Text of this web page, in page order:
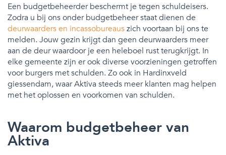
Een budgetbeheerder beschermt je tegen schuldeisers.
Zodra u bij ons onder budgetbeheer staat dienen de
deurwaarders en incassobureauszich voortaan bij ons te
melden. Jouw gezin krijgt dan geen deurwaarders meer
aan de deur waardoor je een heleboel rust terugkrijgt. In
elke gemeente zijn er ook diverse voorzieningen getroffen
voor burgers met schulden. Zo ook in Hardinxveld
giessendam, waar Aktiva steeds meer klanten mag helpen
met het oplossen en voorkomen van schulden.
Waarom budgetbeheer van
Aktiva